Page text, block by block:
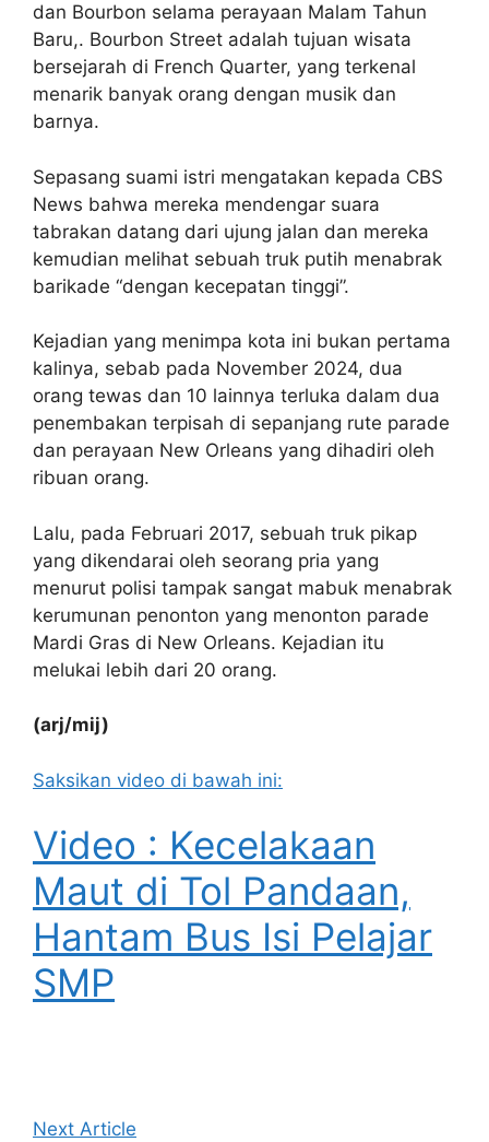
dan Bourbon selama perayaan Malam Tahun
Baru,. Bourbon Street adalah tujuan wisata
bersejarah di French Quarter, yang terkenal
menarik banyak orang dengan musik dan
barnya.
Sepasang suami istri mengatakan kepada CBS
News bahwa mereka mendengar suara
tabrakan datang dari ujung jalan dan mereka
kemudian melihat sebuah truk putih menabrak
barikade “dengan kecepatan tinggi”.
Kejadian yang menimpa kota ini bukan pertama
kalinya, sebab pada November 2024, dua
orang tewas dan 10 lainnya terluka dalam dua
penembakan terpisah di sepanjang rute parade
dan perayaan New Orleans yang dihadiri oleh
ribuan orang.
Lalu, pada Februari 2017, sebuah truk pikap
yang dikendarai oleh seorang pria yang
menurut polisi tampak sangat mabuk menabrak
kerumunan penonton yang menonton parade
Mardi Gras di New Orleans. Kejadian itu
melukai lebih dari 20 orang.
(arj/mij)
Saksikan video di bawah ini:
Video : Kecelakaan
Maut di Tol Pandaan,
Hantam Bus Isi Pelajar
SMP
Next Article